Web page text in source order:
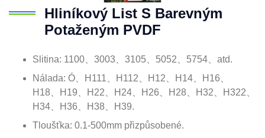
Hliníkový List S Barevným
Potaženým PVDF
Slitina: 1100、3003、3105、5052、5754、atd.
Nálada: Ó、H111、H112、H12、H14、H16、
H18、H19、H22、H24、H26、H28、H32、H322、
H34、H36、H38、H39.
Tloušťka: 0.1-500mm přizpůsobené.